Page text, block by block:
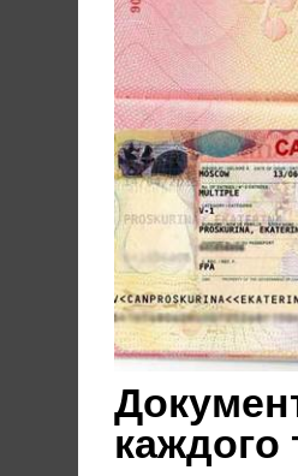
каждого